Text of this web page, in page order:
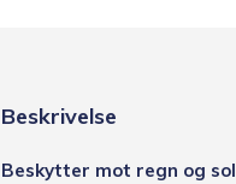
Beskrivelse
Beskytter mot regn og sol